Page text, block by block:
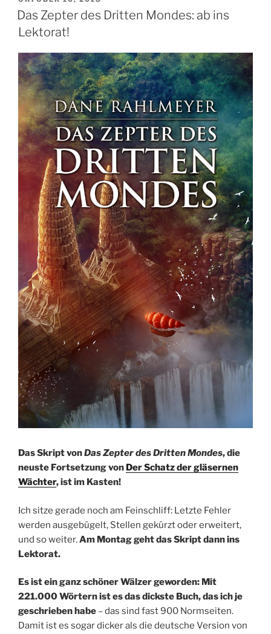
AM
Das Zepter des Dritten Mondes: ab ins
Lektorat!
Das Skript vonDas Zepter des Dritten Mondes, die
neuste Fortsetzung von Der Schatz der gläsernen
Wächter, ist im Kasten!
Ich sitze gerade noch am Feinschliff: Letzte Fehler
werden ausgebügelt, Stellen gekürzt oder erweitert,
und so weiter.Am Montag geht das Skript dann ins
Lektorat.
Es ist ein ganz schöner Wälzer geworden: Mit
221.000 Wörtern ist es das dickste Buch, das ich je
geschrieben habe – das sind fast 900 Normseiten.
Damit ist es sogar dicker als die deutsche Version von